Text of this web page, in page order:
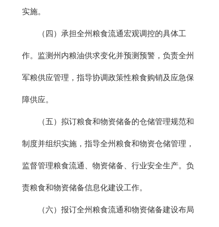
实施。
（四）承担全州粮食流通宏观调控的具体工
作。监测州内粮油供求变化并预测预警，负责全州
军粮供应管理，指导协调政策性粮食购销及应急保
障供应。
（五）拟订粮食和物资储备的仓储管理规范和
制度并组织实施，指导全州粮食和物资仓储管理，
监督管理粮食流通、物资储备、行业安全生产。负
责粮食和物资储备信息化建设工作。
（六）报订全州粮食流通和物资储备建设布局